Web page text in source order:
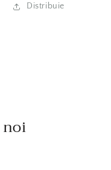
Distribuie